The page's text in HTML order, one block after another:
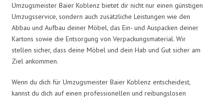
Umzugsmeister Baier Koblenz bietet dir nicht nur einen günstigen
Umzugsservice, sondern auch zusätzliche Leistungen wie den
Abbau und Aufbau deiner Möbel, das Ein- und Auspacken deiner
Kartons sowie die Entsorgung von Verpackungsmaterial. Wir
stellen sicher, dass deine Möbel und dein Hab und Gut sicher am
Ziel ankommen.
Wenn du dich für Umzugsmeister Baier Koblenz entscheidest,
kannst du dich auf einen professionellen und reibungslosen